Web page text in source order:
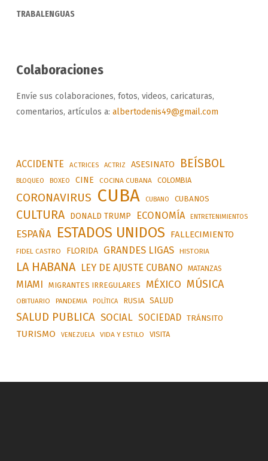
TRABALENGUAS
Colaboraciones
Envíe sus colaboraciones, fotos, videos, caricaturas,
comentarios, artículos a: albertodenis49@gmail.com
ACCIDENTE ACTRICES ACTRIZ ASESINATO BEÍSBOL
BLOQUEO BOXEO CINE COCINA CUBANA COLOMBIA
CORONAVIRUS CUBA CUBANO CUBANOS
CULTURA DONALD TRUMP ECONOMÍA ENTRETENIMIENTOS
ESPAÑA ESTADOS UNIDOS FALLECIMIENTO
FIDEL CASTRO FLORIDA GRANDES LIGAS HISTORIA
LA HABANA LEY DE AJUSTE CUBANO MATANZAS
MIAMI MIGRANTES IRREGULARES MÉXICO MÚSICA
OBITUARIO PANDEMIA POLÍTICA RUSIA SALUD
SALUD PUBLICA SOCIAL SOCIEDAD TRÁNSITO
TURISMO VENEZUELA VIDA Y ESTILO VISITA